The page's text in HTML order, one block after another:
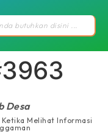
Desa
Melihat Informasi